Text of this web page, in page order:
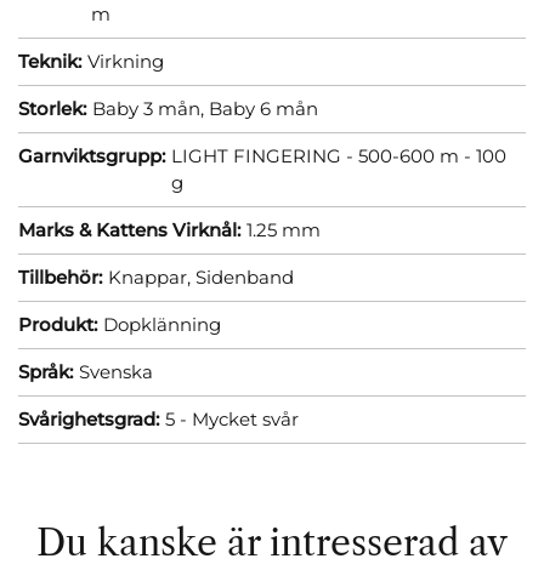
m
Teknik: Virkning
Storlek: Baby 3 mån, Baby 6 mån
Garnviktsgrupp: LIGHT FINGERING - 500-600 m - 100
g
Marks & Kattens Virknål: 1.25 mm
Tillbehör: Knappar, Sidenband
Produkt: Dopklänning
Språk: Svenska
Svårighetsgrad: 5 - Mycket svår
Du kanske är intresserad av